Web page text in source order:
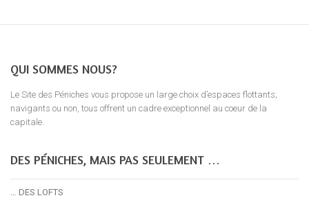
QUI SOMMES NOUS?
Le Site des Péniches vous propose un large choix d’espaces flottants;
navigants ou non, tous offrent un cadre exceptionnel au coeur de la
capitale.
DES PÉNICHES, MAIS PAS SEULEMENT …
… DES LOFTS